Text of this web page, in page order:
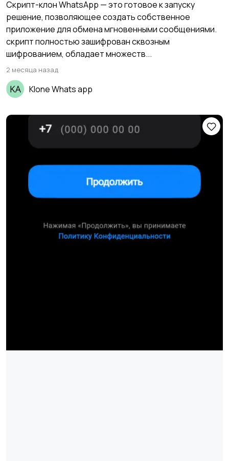
Скрипт-клон WhatsApp — это готовое к запуску
решение, позволяющее создать собственное
приложение для обмена мгновенными сообщениями.
скрипт полностью зашифрован сквозным
шифрованием, обладает множеств...
2 месяца назад
Klone Whats app